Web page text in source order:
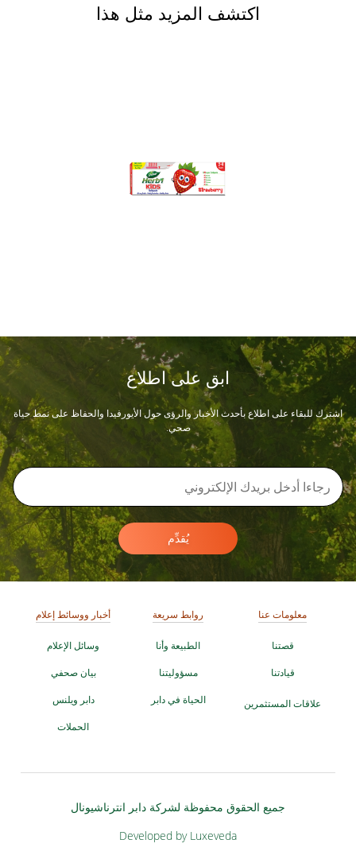
اكتشف المزيد مثل هذا
ابق على اطلاع
اشترك للبقاء على اطلاع بأحدث الأخبار والرؤى حول الأيورفيدا والحفاظ على نمط حياة
صحي.
يُقدِّم
معلومات عنا
قصتنا
قيادتنا
علاقات المستثمرين
روابط سريعة
الطبيعة وأنا
مسؤوليتنا
الحياة في دابر
أخبار ووسائط إعلام
وسائل الإعلام
بيان صحفي
دابر ويلنس
الحملات
جميع الحقوق محفوظة لشركة دابر انترناشيونال
Developed by Luxeveda